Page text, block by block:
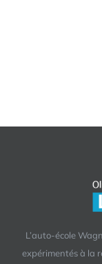
L’auto-école
expérimentés à la